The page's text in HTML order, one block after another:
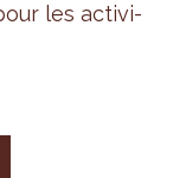
les acti­vi­